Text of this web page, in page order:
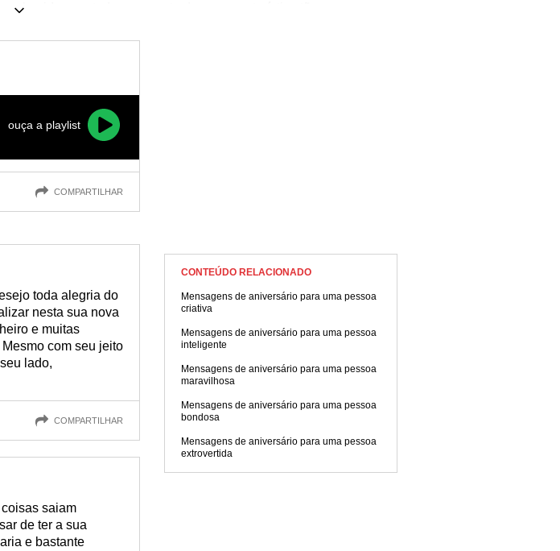
por todos por conta dessa característica tão
mesmo tempo, é comum deixar claro alguns traços que
pessoa. Pensando nisso, criamos 20 mensagens de
ouça a playlist
COMPARTILHAR
toda alegria do
nesta sua nova
e muitas
com seu jeito
lado,
COMPARTILHAR
saiam
de ter a sua
e bastante
CONTEÚDO RELACIONADO
Mensagens de aniversário para uma pessoa
criativa
Mensagens de aniversário para uma pessoa
inteligente
Mensagens de aniversário para uma pessoa
maravilhosa
Mensagens de aniversário para uma pessoa
bondosa
Mensagens de aniversário para uma pessoa
extrovertida